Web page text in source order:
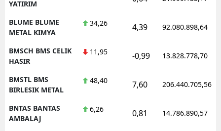
YATIRIM
BLUME BLUME
METAL KIMYA
34,26 4,39 92.080.898,64
BMSCH BMS CELIK
HASIR
11,95 -0,99 13.828.778,70
BMSTL BMS
BIRLESIK METAL
48,40 7,60 206.440.705,56
BNTAS BANTAS
AMBALAJ
6,26 0,81 14.786.890,57